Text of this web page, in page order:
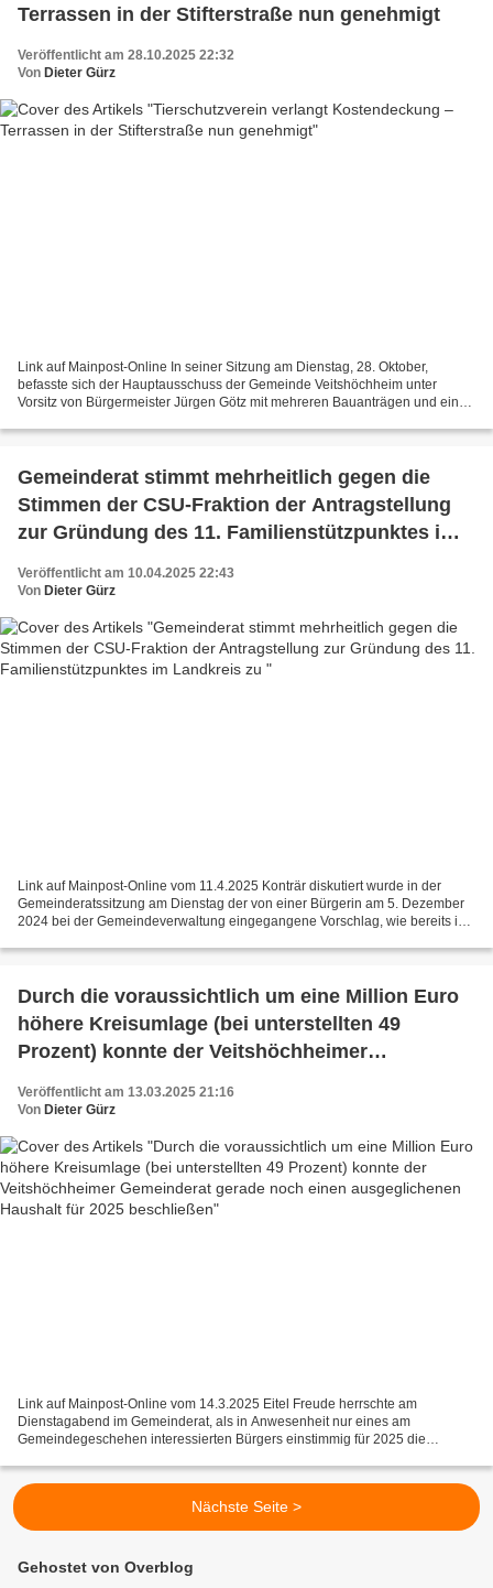
Terrassen in der Stifterstraße nun genehmigt
Veröffentlicht am 28.10.2025 22:32
Von Dieter Gürz
Link auf Mainpost-Online In seiner Sitzung am Dienstag, 28. Oktober,
befasste sich der Hauptausschuss der Gemeinde Veitshöchheim unter
Vorsitz von Bürgermeister Jürgen Götz mit mehreren Bauanträgen und einer
Gemeinderat stimmt mehrheitlich gegen die
Stimmen der CSU-Fraktion der Antragstellung
zur Gründung des 11. Familienstützpunktes im
Veröffentlicht am 10.04.2025 22:43
Von Dieter Gürz
Link auf Mainpost-Online vom 11.4.2025 Konträr diskutiert wurde in der
Gemeinderatssitzung am Dienstag der von einer Bürgerin am 5. Dezember
2024 bei der Gemeindeverwaltung eingegangene Vorschlag, wie bereits in
Durch die voraussichtlich um eine Million Euro
höhere Kreisumlage (bei unterstellten 49
Prozent) konnte der Veitshöchheimer
Haushalt für 2025 beschließen
Veröffentlicht am 13.03.2025 21:16
Von Dieter Gürz
Link auf Mainpost-Online vom 14.3.2025 Eitel Freude herrschte am
Dienstagabend im Gemeinderat, als in Anwesenheit nur eines am
Gemeindegeschehen interessierten Bürgers einstimmig für 2025 die
Nächste Seite >
Gehostet von Overblog